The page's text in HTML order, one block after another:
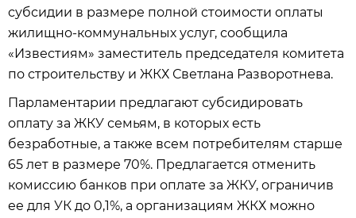
субсидии в размере полной стоимости оплаты
жилищно-коммунальных услуг, сообщила
«Известиям» заместитель председателя комитета
по строительству и ЖКХ Светлана Разворотнева.
Парламентарии предлагают субсидировать
оплату за ЖКУ семьям, в которых есть
безработные, а также всем потребителям старше
65 лет в размере 70%. Предлагается отменить
комиссию банков при оплате за ЖКУ, ограничив
ее для УК до 0,1%, а организациям ЖКХ можно